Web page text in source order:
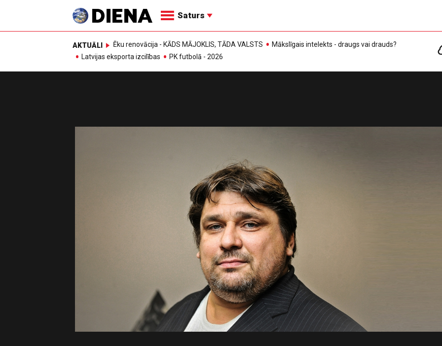
Saturs
AKTUĀLI Ēku renovācija - KĀDS MĀJOKLIS, TĀDA VALSTS
Mākslīgais intelekts - draugs vai drauds?
Latvijas eksporta izcilības
PK futbolā - 2026